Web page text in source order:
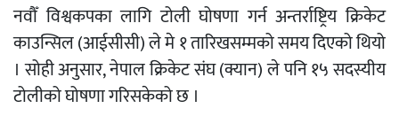
नवौँ विश्वकपका लागि टोली घोषणा गर्न अन्तर्राष्ट्रिय क्रिकेट
काउन्सिल (आईसीसी) ले मे १ तारिखसम्मको समय दिएको थियो
। सोही अनुसार, नेपाल क्रिकेट संघ (क्यान) ले पनि १५ सदस्यीय
टोलीको घोषणा गरिसकेको छ ।